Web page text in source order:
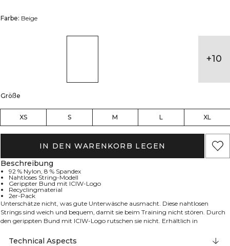
Farbe: Beige
+10
Größe
XS S M L XL
IN DEN WARENKORB LEGEN
Beschreibung
92 % Nylon, 8 % Spandex
Nahtloses String-Modell
Gerippter Bund mit ICIW-Logo
Recyclingmaterial
2er-Pack
Unterschätze nicht, was gute Unterwäsche ausmacht. Diese nahtlosen
Strings sind weich und bequem, damit sie beim Training nicht stören. Durch
den gerippten Bund mit ICIW-Logo rutschen sie nicht. Erhältlich in
Recyclingmaterial. 92% Nylon, 8% Elastan
Technical Aspects